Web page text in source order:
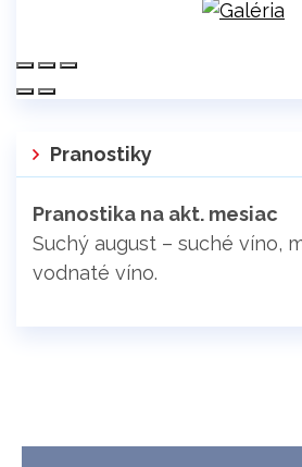
Pranostiky
Pranostika na akt. mesiac
Suchý august – suché víno,
vodnaté víno.